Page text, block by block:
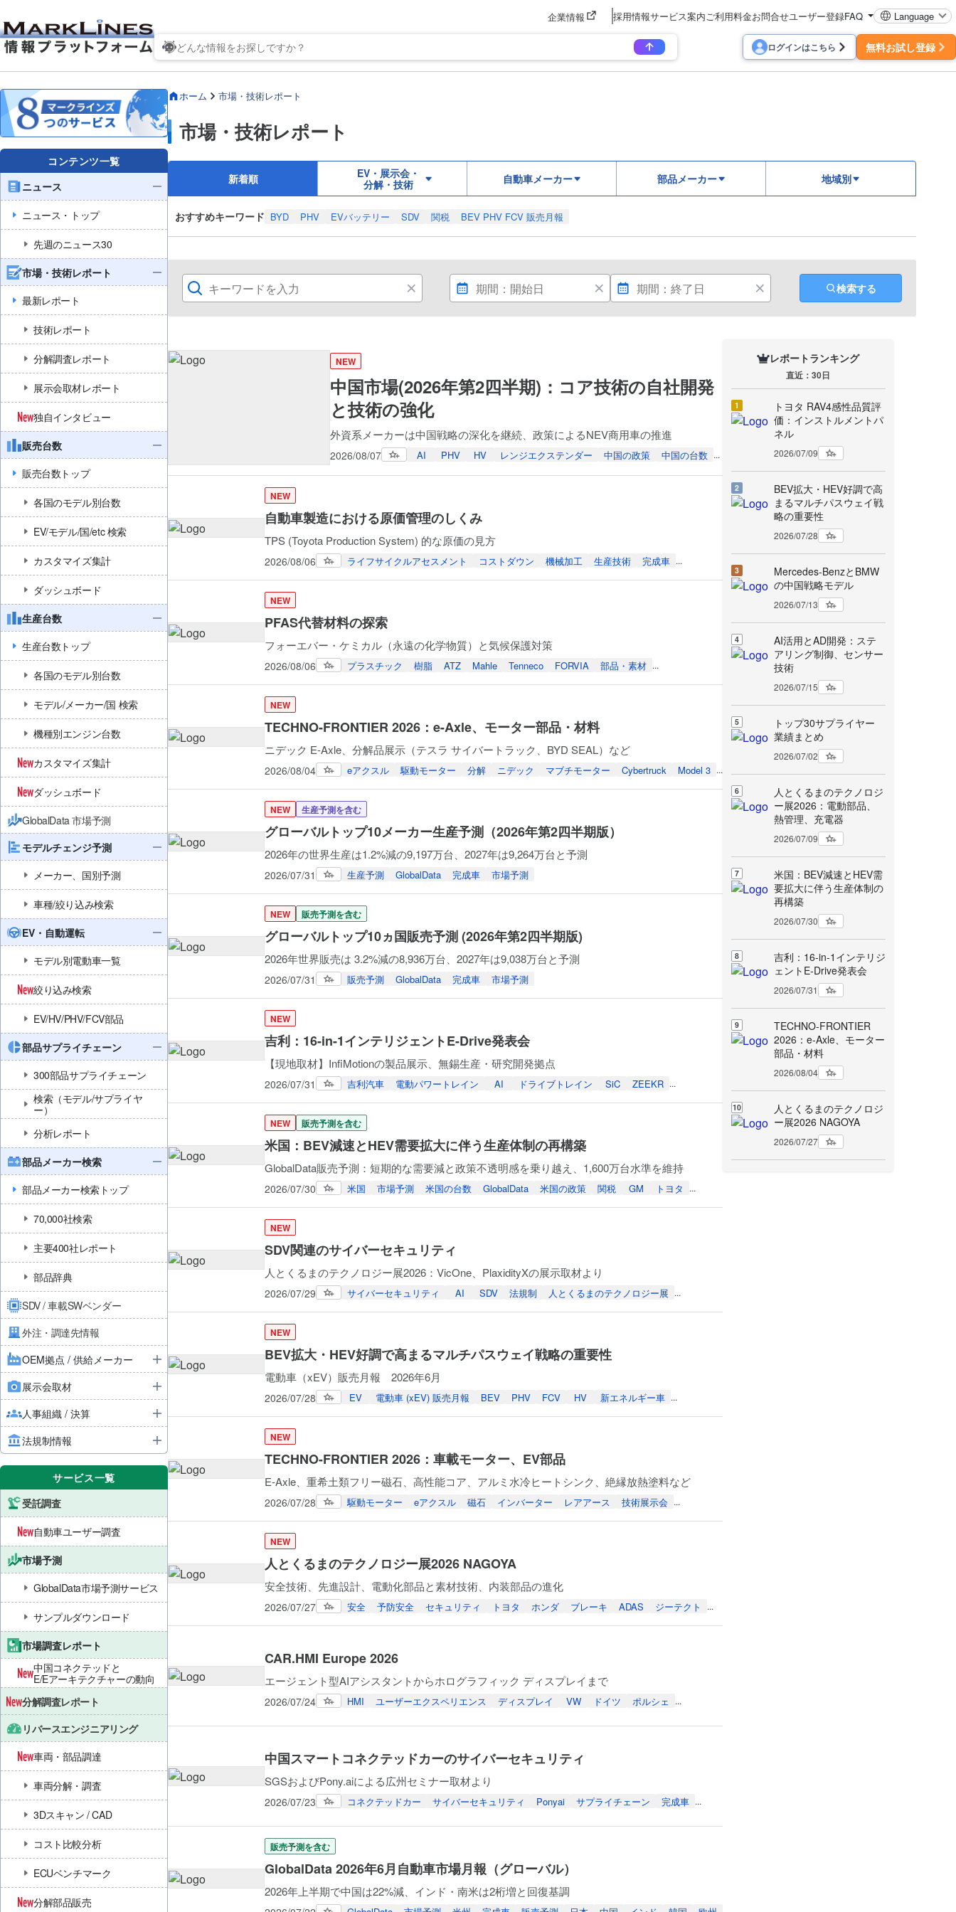
企業情報 採用情報サービス案内 ご利用料金お問合せユーザー登録FAQ Language
ログインはこちら 無料お試し登録
コンテンツ一覧
ニュース
ニュース・トップ
先週のニュース30
市場・技術レポート
最新レポート
技術レポート
分解調査レポート
展示会取材レポート
独自インタビュー
販売台数
販売台数トップ
各国のモデル別台数
EV/モデル/国/etc 検索
カスタマイズ集計
ダッシュボード
生産台数
生産台数トップ
各国のモデル別台数
モデル/メーカー/国 検索
機種別エンジン台数
カスタマイズ集計
ダッシュボード
GlobalData 市場予測
モデルチェンジ予測
メーカー、国別予測
車種/絞り込み検索
EV・自動運転
モデル別電動車一覧
絞り込み検索
EV/HV/PHV/FCV部品
部品サプライチェーン
300部品サプライチェーン
検索（モデル/サプライヤ
ー）
分析レポート
部品メーカー検索
部品メーカー検索トップ
70,000社検索
主要400社レポート
部品辞典
SDV / 車載SWベンダー
外注・調達先情報
OEM拠点 / 供給メーカー
展示会取材
人事組織 / 決算
法規制情報
サービス一覧
受託調査
自動車ユーザー調査
市場予測
GlobalData市場予測サービス
サンプルダウンロード
市場調査レポート
中国コネクテッドと
E/Eアーキテクチャーの動向
分解調査レポート
リバースエンジニアリング
車両・部品調達
車両分解・調査
3Dスキャン / CAD
コスト比較分析
ECUベンチマーク
分解部品販売
ホーム 市場・技術レポート
市場・技術レポート
新着順
EV・展示会・
分解・技術
自動車メーカー 部品メーカー 地域別
おすすめキーワード BYD PHV EVバッテリー SDV 関税 BEV PHV FCV 販売月報
検索する
NEW
中国市場(2026年第2四半期)：コア技術の自社開発
と技術の強化
外資系メーカーは中国戦略の深化を継続、政策によるNEV商用車の推進
2026/08/07 AI PHV HV レンジエクステンダー 中国の政策 中国の台数 ...
NEW
自動車製造における原価管理のしくみ
TPS (Toyota Production System) 的な原価の見方
2026/08/06 ライフサイクルアセスメント コストダウン 機械加工 生産技術 完成車 ...
NEW
PFAS代替材料の探索
フォーエバー・ケミカル（永遠の化学物質）と気候保護対策
2026/08/06 プラスチック 樹脂 ATZ Mahle Tenneco FORVIA 部品・素材 ...
NEW
TECHNO-FRONTIER 2026：e-Axle、モーター部品・材料
ニデック E-Axle、分解品展示（テスラ サイバートラック、BYD SEAL）など
2026/08/04 eアクスル 駆動モーター 分解 ニデック マブチモーター Cybertruck Model 3 ...
NEW 生産予測を含む
グローバルトップ10メーカー生産予測（2026年第2四半期版）
2026年の世界生産は1.2%減の9,197万台、2027年は9,264万台と予測
2026/07/31 生産予測 GlobalData 完成車 市場予測
NEW 販売予測を含む
グローバルトップ10ヵ国販売予測 (2026年第2四半期版)
2026年世界販売は 3.2%減の8,936万台、2027年は9,038万台と予測
2026/07/31 販売予測 GlobalData 完成車 市場予測
NEW
吉利：16-in-1インテリジェントE-Drive発表会
【現地取材】InfiMotionの製品展示、無錫生産・研究開発拠点
2026/07/31 吉利汽車 電動パワートレイン AI ドライブトレイン SiC ZEEKR ...
NEW 販売予測を含む
米国：BEV減速とHEV需要拡大に伴う生産体制の再構築
GlobalData販売予測：短期的な需要減と政策不透明感を乗り越え、1,600万台水準を維持
2026/07/30 米国 市場予測 米国の台数 GlobalData 米国の政策 関税 GM トヨタ ...
NEW
SDV関連のサイバーセキュリティ
人とくるまのテクノロジー展2026：VicOne、PlaxidityXの展示取材より
2026/07/29 サイバーセキュリティ AI SDV 法規制 人とくるまのテクノロジー展 ...
NEW
BEV拡大・HEV好調で高まるマルチパスウェイ戦略の重要性
電動車（xEV）販売月報 2026年6月
2026/07/28 EV 電動車 (xEV) 販売月報 BEV PHV FCV HV 新エネルギー車 ...
NEW
TECHNO-FRONTIER 2026：車載モーター、EV部品
E-Axle、重希土類フリー磁石、高性能コア、アルミ水冷ヒートシンク、絶縁放熱塗料など
2026/07/28 駆動モーター eアクスル 磁石 インバーター レアアース 技術展示会 ...
NEW
人とくるまのテクノロジー展2026 NAGOYA
安全技術、先進設計、電動化部品と素材技術、内装部品の進化
2026/07/27 安全 予防安全 セキュリティ トヨタ ホンダ ブレーキ ADAS ジーテクト ...
CAR.HMI Europe 2026
エージェント型AIアシスタントからホログラフィック ディスプレイまで
2026/07/24 HMI ユーザーエクスペリエンス ディスプレイ VW ドイツ ポルシェ ...
中国スマートコネクテッドカーのサイバーセキュリティ
SGSおよびPony.aiによる広州セミナー取材より
2026/07/23 コネクテッドカー サイバーセキュリティ Ponyai サプライチェーン 完成車 ...
販売予測を含む
GlobalData 2026年6月自動車市場月報（グローバル）
2026年上半期で中国は22%減、インド・南米は2桁増と回復基調
レポートランキング
直近：30日
1
トヨタ RAV4感性品質評
価：インストルメントパ
ネル
2026/07/09
2
BEV拡大・HEV好調で高
まるマルチパスウェイ戦
略の重要性
2026/07/28
3
Mercedes-BenzとBMW
の中国戦略モデル
2026/07/13
4
AI活用とAD開発：ステ
アリング制御、センサー
技術
2026/07/15
5
トップ30サプライヤー
業績まとめ
2026/07/02
6
人とくるまのテクノロジ
ー展2026：電動部品、
熱管理、充電器
2026/07/09
7
米国：BEV減速とHEV需
要拡大に伴う生産体制の
再構築
2026/07/30
8
吉利：16-in-1インテリジ
ェントE-Drive発表会
2026/07/31
9
TECHNO-FRONTIER
2026：e-Axle、モーター
部品・材料
2026/08/04
10
人とくるまのテクノロジ
ー展2026 NAGOYA
2026/07/27